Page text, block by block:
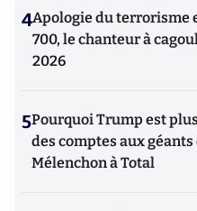
4Apologie du terrorisme
700, le chanteur à
2026
5Pourquoi Trump est
des comptes aux
Mélenchon à Total